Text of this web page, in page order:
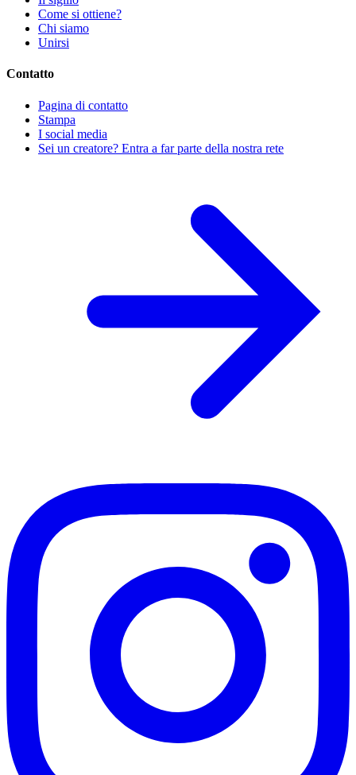
Come si ottiene?
Chi siamo
Unirsi
Contatto
Pagina di contatto
Stampa
I social media
Sei un creatore? Entra a far parte della nostra rete